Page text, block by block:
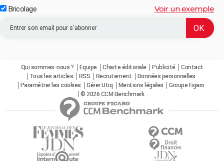
Bricolage Voir un exemple
Qui sommes-nous ? Equipe Charte éditoriale Publicité
Contact
Tous les articles
RSS Recrutement
Données personnelles
Paramétrer les cookies
Gérer Utiq Mentions légales
Groupe Figaro
© 2026 CCM Benchmark